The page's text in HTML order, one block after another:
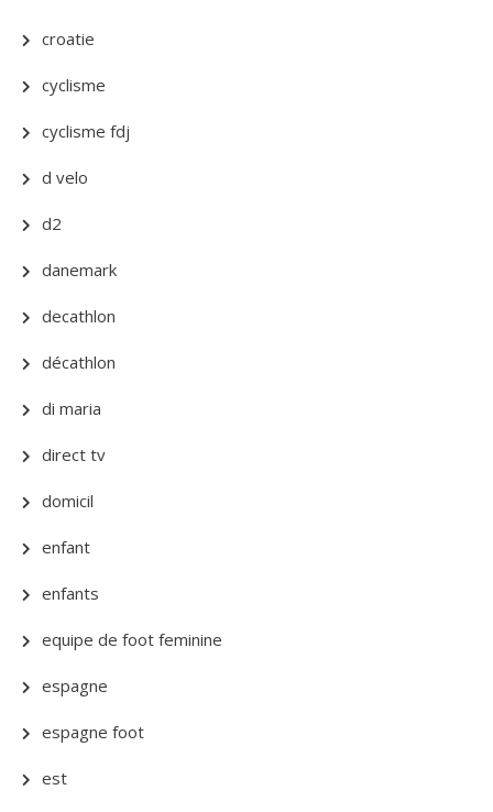
croatie
cyclisme
cyclisme fdj
d velo
d2
danemark
decathlon
décathlon
di maria
direct tv
domicil
enfant
enfants
equipe de foot feminine
espagne
espagne foot
est